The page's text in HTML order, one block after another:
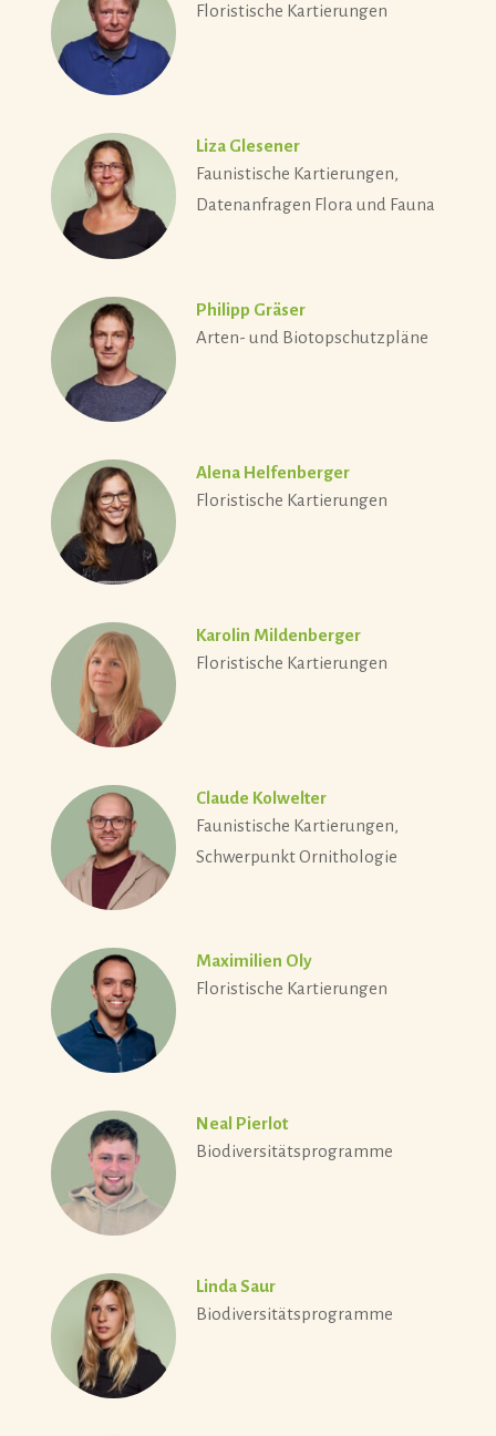
Floristische Kartierungen
Liza Glesener
Faunistische Kartierungen,
Datenanfragen Flora und Fauna
Philipp Gräser
Arten- und Biotopschutzpläne
Alena Helfenberger
Floristische Kartierungen
Karolin Mildenberger
Floristische Kartierungen
Claude Kolwelter
Faunistische Kartierungen,
Schwerpunkt Ornithologie
Maximilien Oly
Floristische Kartierungen
Neal Pierlot
Biodiversitätsprogramme
Linda Saur
Biodiversitätsprogramme